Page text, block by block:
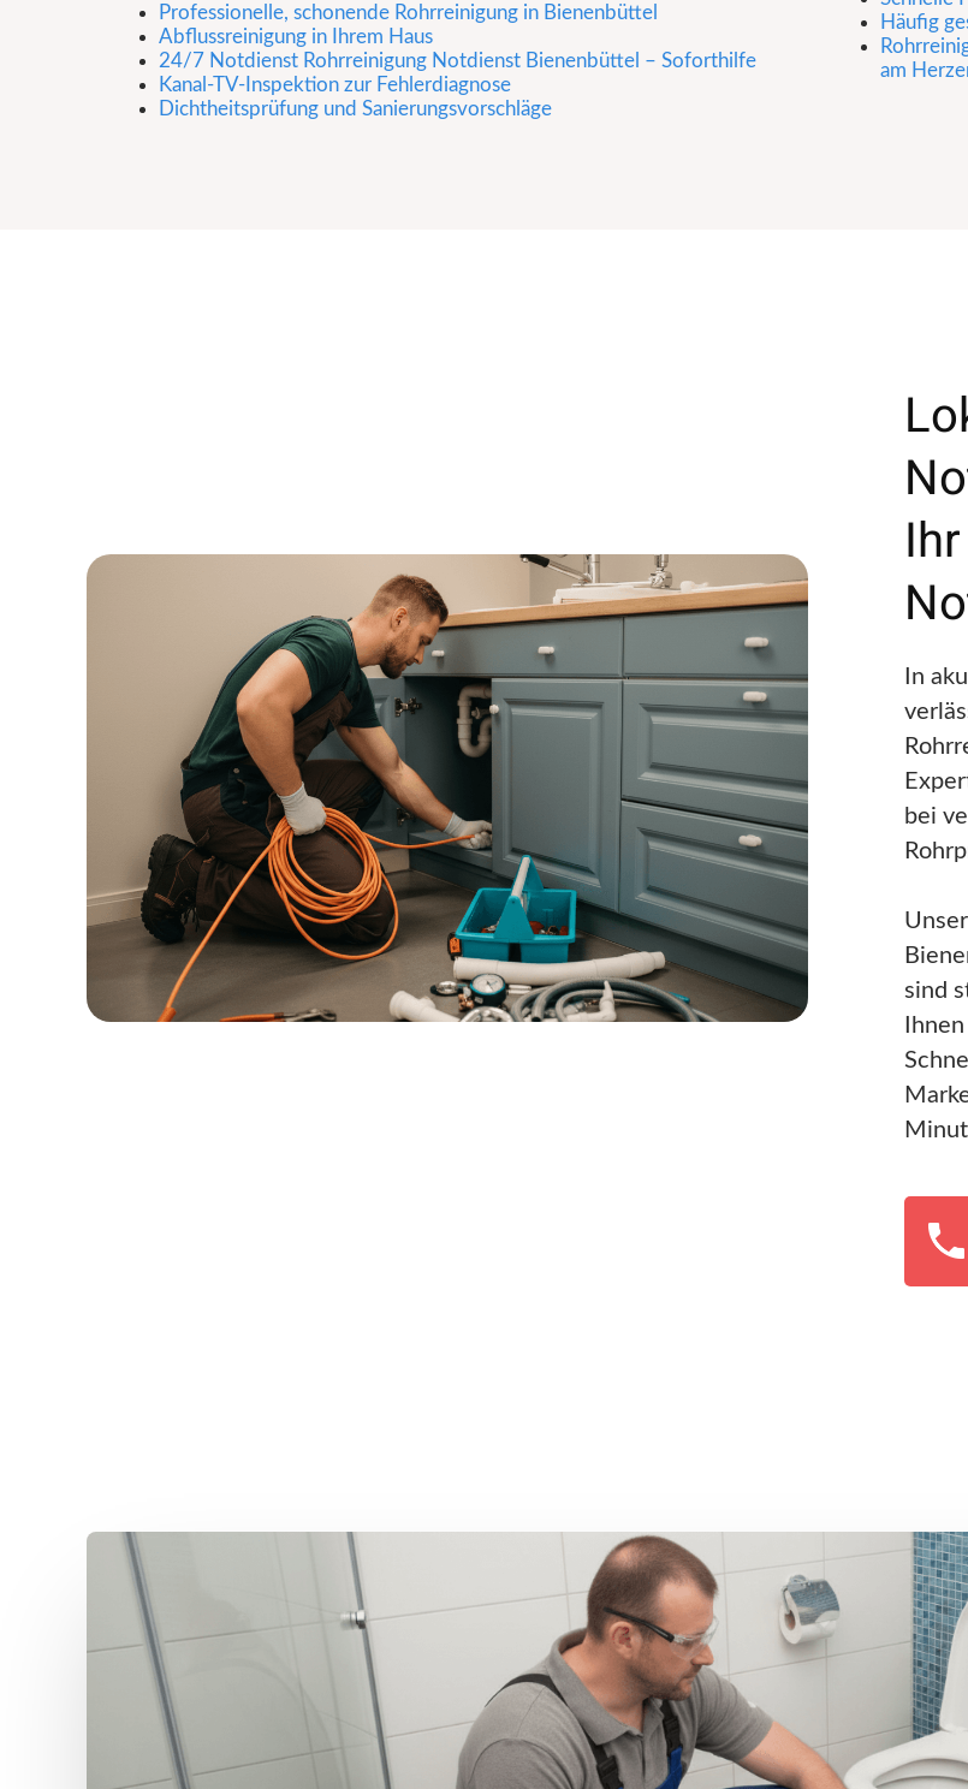
Professionelle, schonende Rohrreinigung in Bienenbüttel
Abflussreinigung in Ihrem Haus
24/7 Notdienst Rohrreinigung Notdienst Bienenbüttel – Soforthilfe
Kanal-TV-Inspektion zur Fehlerdiagnose
Dichtheitsprüfung und Sanierungsvorschläge
Häufig
am
In
bei
sind